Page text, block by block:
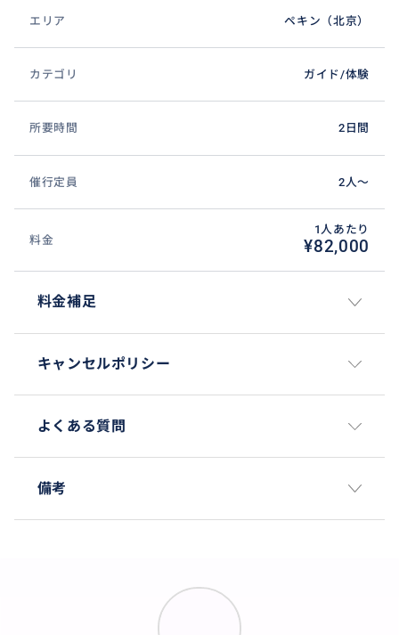
の故宮博物院は、明の永楽帝が南京から北京への遷都
を決定し、1420年に建造されました。黄色と朱色から
なる北京の故宮博物院（紫禁城）はまさに映画『ラス
エリア ペキン（北京）
カテゴリ ガイド/体験
所要時間 2日間
催行定員 2人〜
料金
1人あたり
¥82,000
料金補足
キャンセルポリシー
よくある質問
備考